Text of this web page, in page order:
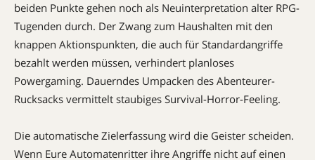
beiden Punkte gehen noch als Neuinterpretation alter RPG-
Tugenden durch. Der Zwang zum Haushalten mit den
knappen Aktions­punkten, die auch für Standardangriffe
bezahlt werden müssen, verhindert planloses
Powergaming. Dauerndes Umpacken des Abenteurer-
Rucksacks vermittelt staubiges Survival-Horror-Feeling.
Die automatische Zielerfassung wird die Geister scheiden.
Wenn Eure Automatenritter ihre Angriffe nicht auf einen